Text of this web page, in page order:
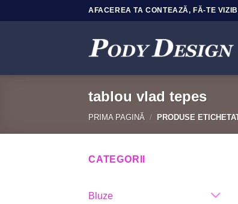
la
AFACEREA TA CONTEAZĂ, FĂ-TE
tablou vlad tepes
PRIMA PAGINĂ / PRODUSE
CATEGORII
Bluze